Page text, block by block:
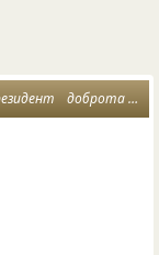
доброта